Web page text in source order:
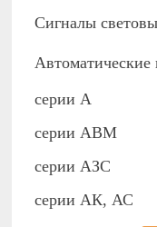
Сигналы
Автоматические
серии А
серии АВМ
cерии АЗС
серии АК, АС